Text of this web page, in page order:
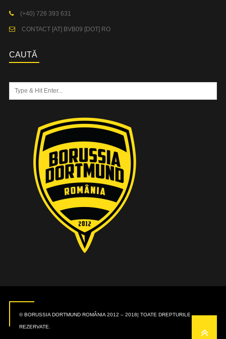
(+40) 726 393 631
CONTACT [AT] BVB09 [DOT] RO
CAUTĂ
© BORUSSIA DORTMUND ROMÂNIA 2012 – 2018| TOATE DREPTURILE
REZERVATE.